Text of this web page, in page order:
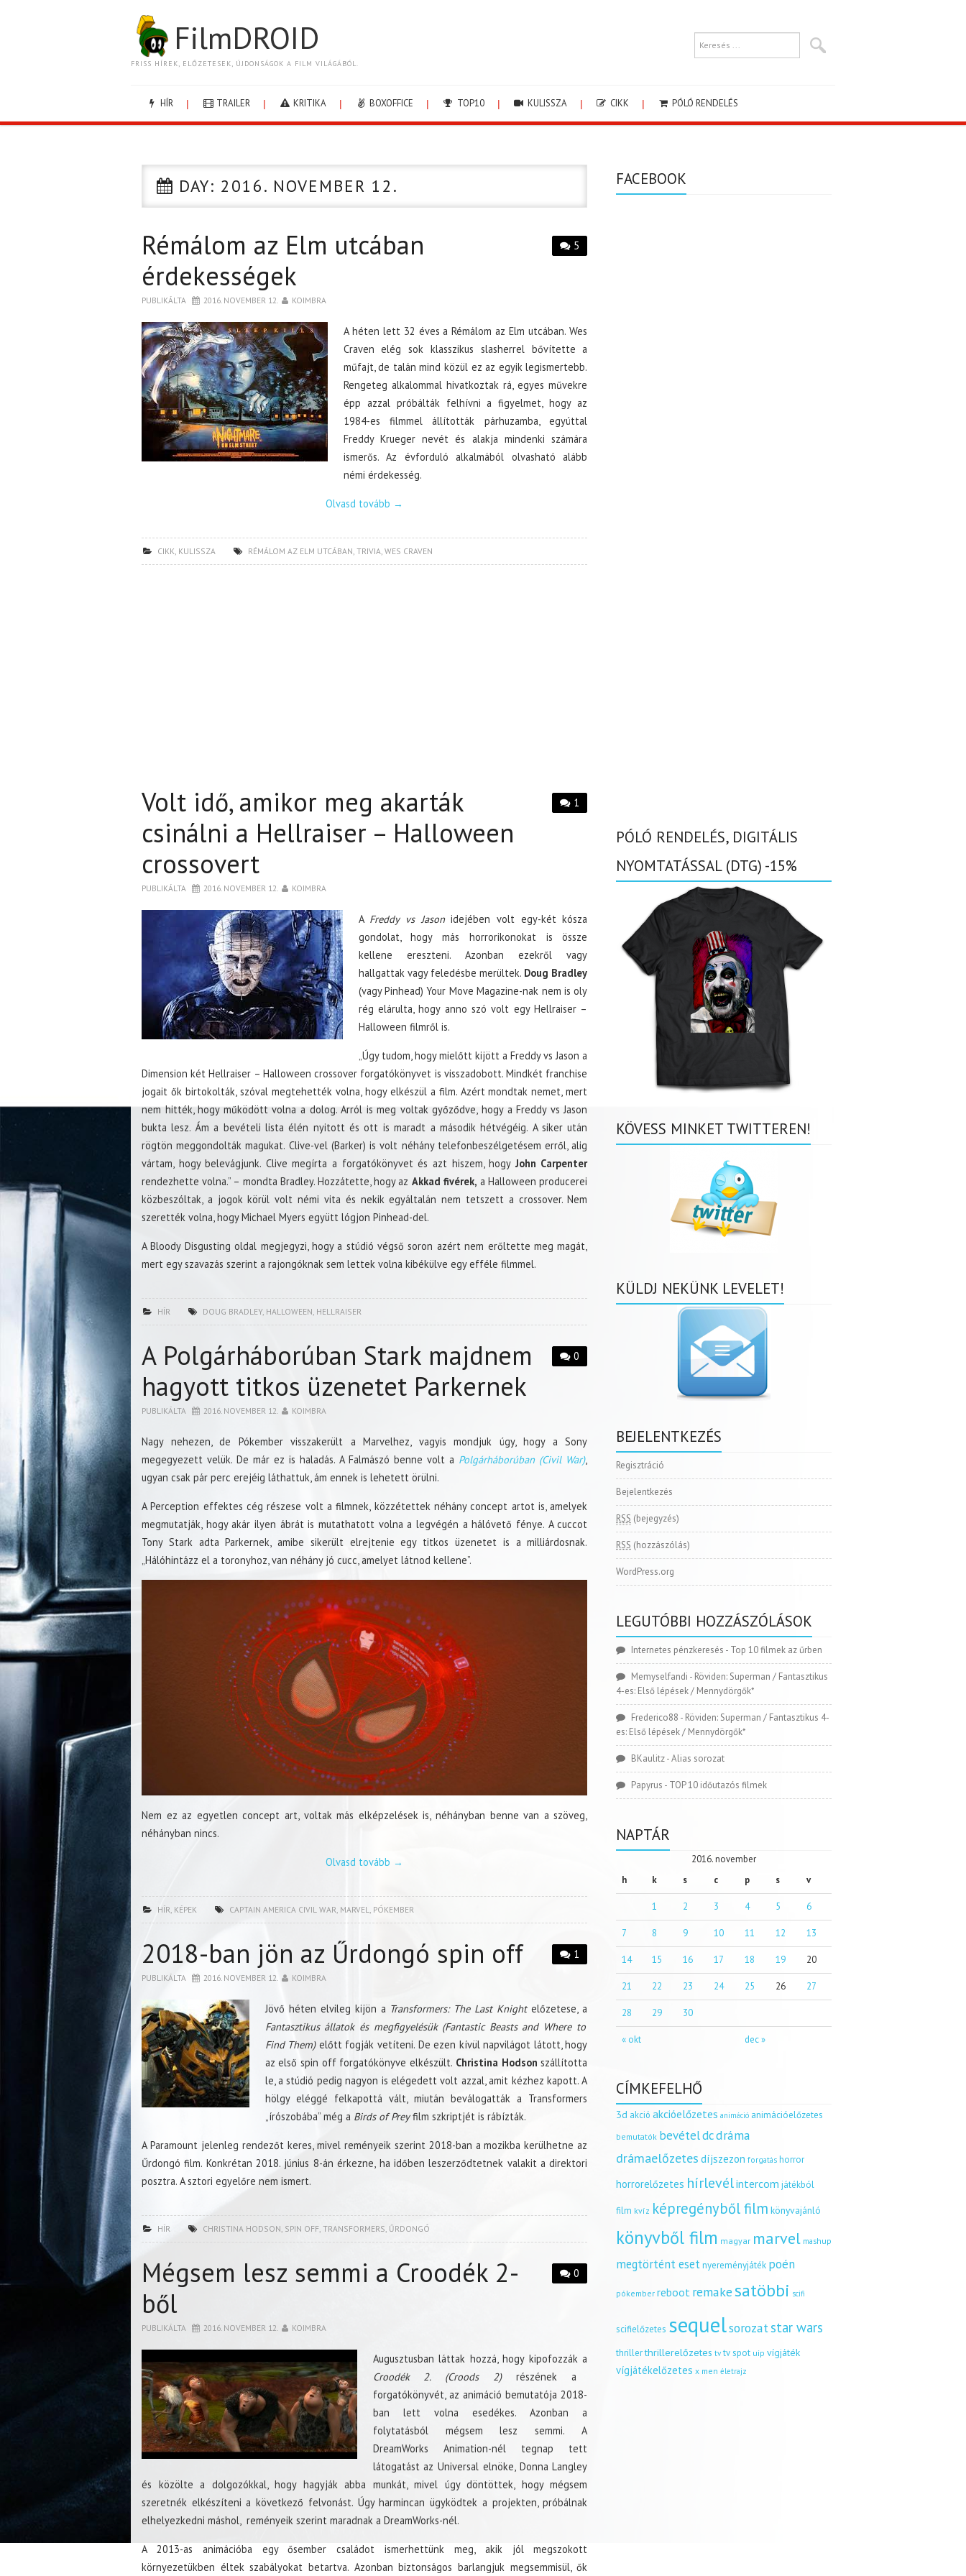
FilmDROID
FRISS HÍREK, ELŐZETESEK, ÚJDONSÁGOK A FILM VILÁGÁBÓL.
HÍR TRAILER KRITIKA BOXOFFICE TOP10 KULISSZA CIKK PÓLÓ RENDELÉS
DAY: 2016. NOVEMBER 12.
5
Rémálom az Elm utcában
érdekességek
PUBLIKÁLTA 2016. NOVEMBER 12. KOIMBRA
A héten lett 32 éves a Rémálom az Elm utcában. Wes
Craven elég sok klasszikus slasherrel bővítette a
műfajt, de talán mind közül ez az egyik legismertebb.
Rengeteg alkalommal hivatkoztak rá, egyes művekre
épp azzal próbálták felhívni a figyelmet, hogy az
1984-es filmmel állították párhuzamba, egyúttal
Freddy Krueger nevét és alakja mindenki számára
ismerős. Az évforduló alkalmából olvasható alább
némi érdekesség.
Olvasd tovább →
CIKK, KULISSZA RÉMÁLOM AZ ELM UTCÁBAN, TRIVIA, WES CRAVEN
1
Volt idő, amikor meg akarták
csinálni a Hellraiser – Halloween
crossovert
PUBLIKÁLTA 2016. NOVEMBER 12. KOIMBRA
A Freddy vs Jasonidejében volt egy-két kósza
gondolat, hogy más horrorikonokat is össze
kellene ereszteni. Azonban ezekről vagy
hallgattak vagy feledésbe merültek. Doug Bradley
(vagy Pinhead) Your Move Magazine-nak nem is oly
rég elárulta, hogy anno szó volt egy Hellraiser –
Halloween filmről is.
„Úgy tudom, hogy mielőtt kijött a Freddy vs Jason a
Dimension két Hellraiser – Halloween crossover forgatókönyvet is visszadobott. Mindkét franchise
jogait ők birtokolták, szóval megtehették volna, hogy elkészül a film. Azért mondtak nemet, mert
nem hitték, hogy működött volna a dolog. Arról is meg voltak győződve, hogy a Freddy vs Jason
bukta lesz. Ám a bevételi lista élén nyitott és ott is maradt a második hétvégéig. A siker után
rögtön meggondolták magukat. Clive-vel (Barker) is volt néhány telefonbeszélgetésem erről, alig
vártam, hogy belevágjunk. Clive megírta a forgatókönyvet és azt hiszem, hogy John Carpenter
rendezhette volna.” – mondta Bradley. Hozzátette, hogy az Akkad fivérek, a Halloween producerei
közbeszóltak, a jogok körül volt némi vita és nekik egyáltalán nem tetszett a crossover. Nem
szerették volna, hogy Michael Myers együtt lógjon Pinhead-del.
A Bloody Disgusting oldal megjegyzi, hogy a stúdió végső soron azért nem erőltette meg magát,
mert egy szavazás szerint a rajongóknak sem lettek volna kibékülve egy efféle filmmel.
HÍR DOUG BRADLEY, HALLOWEEN, HELLRAISER
0
A Polgárháborúban Stark majdnem
hagyott titkos üzenetet Parkernek
PUBLIKÁLTA 2016. NOVEMBER 12. KOIMBRA
Nagy nehezen, de Pókember visszakerült a Marvelhez, vagyis mondjuk úgy, hogy a Sony
megegyezett velük. De már ez is haladás. A Falmászó benne volt a Polgárháborúban (Civil War),
ugyan csak pár perc erejéig láthattuk, ám ennek is lehetett örülni.
A Perception effektes cég részese volt a filmnek, közzétettek néhány concept artot is, amelyek
megmutatják, hogy akár ilyen ábrát is mutathatott volna a legvégén a hálóvető fénye. A cuccot
Tony Stark adta Parkernek, amibe sikerült elrejtenie egy titkos üzenetet is a milliárdosnak.
„Hálóhintázz el a toronyhoz, van néhány jó cucc, amelyet látnod kellene”.
Nem ez az egyetlen concept art, voltak más elképzelések is, néhányban benne van a szöveg,
néhányban nincs.
Olvasd tovább →
HÍR, KÉPEK CAPTAIN AMERICA CIVIL WAR, MARVEL, PÓKEMBER
1
2018-ban jön az Űrdongó spin off
PUBLIKÁLTA 2016. NOVEMBER 12. KOIMBRA
Jövő héten elvileg kijön a Transformers: The Last Knightelőzetese, a
Fantasztikus állatok és megfigyelésük (Fantastic Beasts and Where to
Find Them)előtt fogják vetíteni. De ezen kívül napvilágot látott, hogy
az első spin off forgatókönyve elkészült. Christina Hodson szállította
le, a stúdió pedig nagyon is elégedett volt azzal, amit kézhez kapott. A
hölgy eléggé felkapottá vált, miután beválogatták a Transformers
„írószobába” még a Birds of Preyfilm szkriptjét is rábízták.
A Paramount jelenleg rendezőt keres, mivel reményeik szerint 2018-ban a mozikba kerülhetne az
Űrdongó film. Konkrétan 2018. június 8-án érkezne, ha időben leszerződtetnek valakit a direktori
posztra. A sztori egyelőre nem ismert.
HÍR CHRISTINA HODSON, SPIN OFF, TRANSFORMERS, ŰRDONGÓ
0
Mégsem lesz semmi a Croodék 2-
ből
PUBLIKÁLTA 2016. NOVEMBER 12. KOIMBRA
Augusztusban láttak hozzá, hogy kipofozzák a
Croodék 2. (Croods 2)részének a
forgatókönyvét, az animáció bemutatója 2018-
ban lett volna esedékes. Azonban a
folytatásból mégsem lesz semmi. A
DreamWorks Animation-nél tegnap tett
látogatást az Universal elnöke, Donna Langley
és közölte a dolgozókkal, hogy hagyják abba munkát, mivel úgy döntöttek, hogy mégsem
szeretnék elkészíteni a következő felvonást. Úgy harmincan ügyködtek a projekten, próbálnak
elhelyezkedni máshol, reményeik szerint maradnak a DreamWorks-nél.
A 2013-as animációba egy ősember családot ismerhettünk meg, akik jól megszokott
környezetükben éltek szabályokat betartva. Azonban biztonságos barlangjuk megsemmisül, ők
FACEBOOK
PÓLÓ RENDELÉS, DIGITÁLIS
NYOMTATÁSSAL (DTG) -15%
KÖVESS MINKET TWITTEREN!
KÜLDJ NEKÜNK LEVELET!
BEJELENTKEZÉS
Regisztráció
Bejelentkezés
RSS (bejegyzés)
RSS (hozzászólás)
WordPress.org
LEGUTÓBBI HOZZÁSZÓLÁSOK
Internetes pénzkeresés - Top 10 filmek az űrben
Memyselfandi - Röviden: Superman / Fantasztikus
4-es: Első lépések / Mennydörgők*
Frederico88 - Röviden: Superman / Fantasztikus 4-
es: Első lépések / Mennydörgők*
BKaulitz-Alias sorozat
Papyrus - TOP 10 időutazós filmek
NAPTÁR
2016. november
h
k s c p s v
« okt dec »
1 2 3 4 5 6
7 8 9 10 11 12 13
14 15 16 17 18 19 20
21 22 23 24 25 26 27
28 29 30
CÍMKEFELHŐ
3d akció akcióelőzetes animáció animációelőzetes
bemutatók bevételdcdráma
drámaelőzetes díjszezon forgatás horror
horrorelőzetes hírlevélintercom játékból
film kvíz képregényből film könyvajánló
könyvből film magyar marvel mashup
megtörtént esetnyereményjáték poén
pókember reboot remakesatöbbi scifi
scifielőzetes sequelsorozatstar wars
thrillerthrillerelőzetes tv tv spot uip vígjáték
vígjátékelőzetes x men életrajz